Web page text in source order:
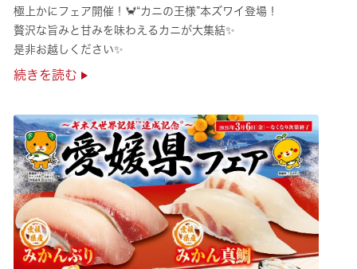
極上かにフェア開催！🦀“カニの王様”本ズワイ登場！
贅沢な旨みと甘みを味わえるカニが大集結✨
是非お越しください✨
続きを読む